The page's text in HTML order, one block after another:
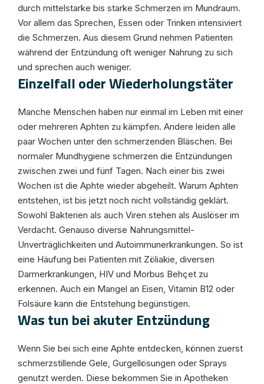
durch mittelstarke bis starke Schmerzen im Mundraum.
Vor allem das Sprechen, Essen oder Trinken intensiviert
die Schmerzen. Aus diesem Grund nehmen Patienten
während der Entzündung oft weniger Nahrung zu sich
und sprechen auch weniger.
Einzelfall oder Wiederholungstäter
Manche Menschen haben nur einmal im Leben mit einer
oder mehreren Aphten zu kämpfen. Andere leiden alle
paar Wochen unter den schmerzenden Bläschen. Bei
normaler Mundhygiene schmerzen die Entzündungen
zwischen zwei und fünf Tagen. Nach einer bis zwei
Wochen ist die Aphte wieder abgeheilt. Warum Aphten
entstehen, ist bis jetzt noch nicht vollständig geklärt.
Sowohl Bakterien als auch Viren stehen als Auslöser im
Verdacht. Genauso diverse Nahrungsmittel-
Unverträglichkeiten und Autoimmunerkrankungen. So ist
eine Häufung bei Patienten mit Zöliakie, diversen
Darmerkrankungen, HIV und Morbus Behçet zu
erkennen. Auch ein Mangel an Eisen, Vitamin B12 oder
Folsäure kann die Entstehung begünstigen.
Was tun bei akuter Entzündung
Wenn Sie bei sich eine Aphte entdecken, können zuerst
schmerzstillende Gele, Gurgellösungen oder Sprays
genutzt werden. Diese bekommen Sie in Apotheken